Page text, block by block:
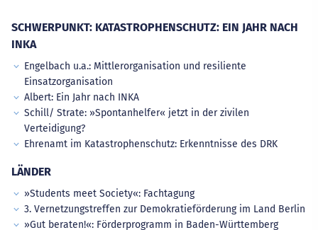
SCHWERPUNKT: KATASTROPHENSCHUTZ: EIN JAHR NACH
INKA
Engelbach u.a.: Mittlerorganisation und resiliente
Einsatzorganisation
Albert: Ein Jahr nach INKA
Schill/ Strate: »Spontanhelfer« jetzt in der zivilen
Verteidigung?
Ehrenamt im Katastrophenschutz: Erkenntnisse des DRK
LÄNDER
»Students meet Society«: Fachtagung
3. Vernetzungstreffen zur Demokratieförderung im Land Berlin
»Gut beraten!«: Förderprogramm in Baden-Württemberg